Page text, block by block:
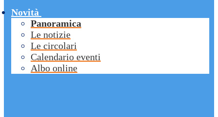
Novità
Panoramica
Le notizie
Le circolari
Calendario eventi
Albo online